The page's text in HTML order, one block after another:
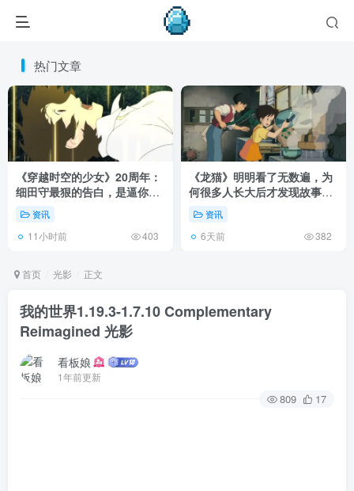
热门文章
《穿越时空的少女》20周年：
细田守最狠的告白，是逼你承
认有些夏天回不去了！
资讯
11小时前 403
《龙猫》明明看了无数遍，为
何很多人长大后才发现故事根
本不在 1988 年！
资讯
6天前 382
首页 光影 正文
我的世界1.19.3-1.7.10 Complementary
Reimagined 光影
看板娘
1年前更新
809 17